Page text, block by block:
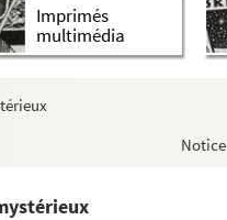
Imprimés
multimédia
Notice